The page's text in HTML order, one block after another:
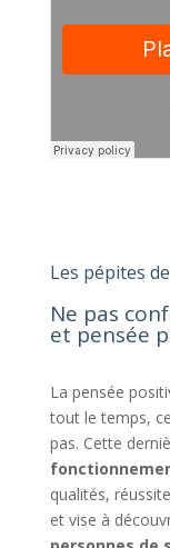
Les pépites
Ne pas
et pensée
La pensée
tout le temps,
pas. Cette
qualités,
et vise à